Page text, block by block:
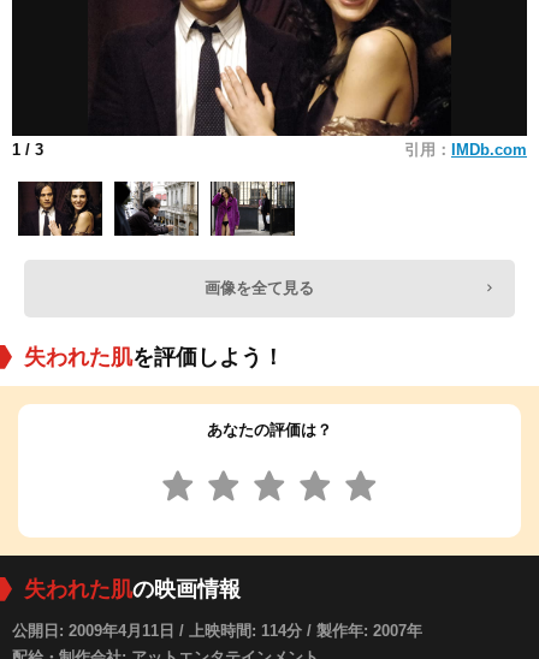
1 / 3 引用： IMDb.com
画像を全て見る
失われた肌を評価しよう！
あなたの評価は？
失われた肌の映画情報
公開日: 2009年4月11日 / 上映時間: 114分 / 製作年: 2007年